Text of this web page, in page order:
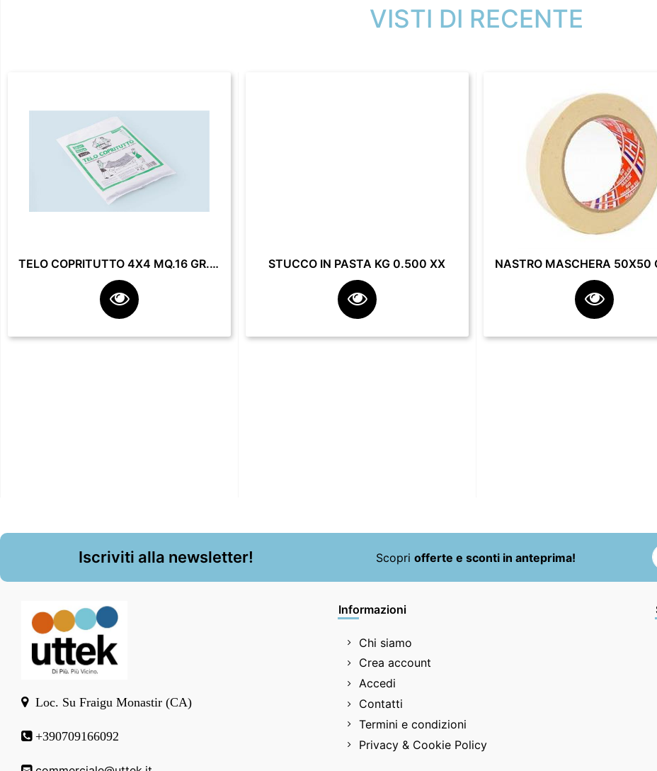
VISTI DI RECENTE
TELO COPRITUTTO 4X4 MQ.16 GR. 200** STUCCO IN PASTA KG 0.500 XX NASTRO MASCHERA 50X50
Iscriviti alla newsletter! Scopri offerte e sconti in anteprima!
Loc. Su Fraigu Monastir (CA)
+390709166092
Informazioni
Chi siamo
Crea account
Accedi
Contatti
Termini e condizioni
Privacy & Cookie Policy